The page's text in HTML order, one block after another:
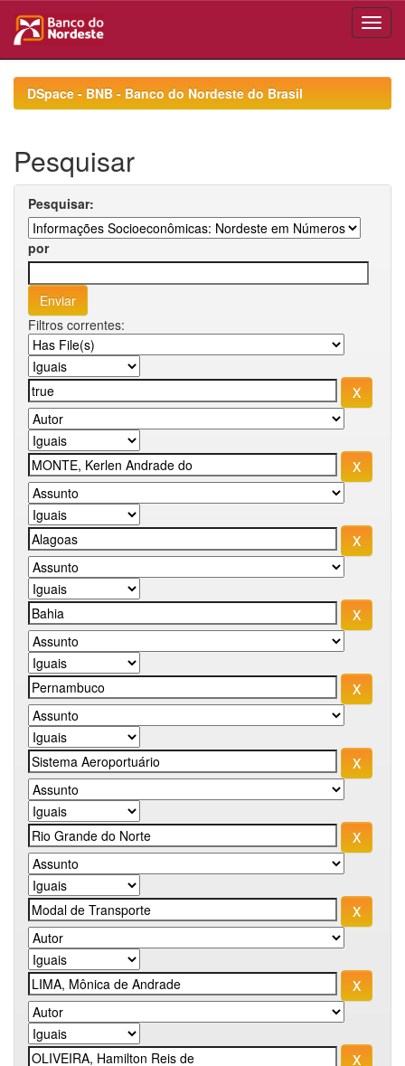
navigationDSpace - BNB - Banco do Nordeste do Brasil
Pesquisar
Pesquisar:
por
Filtros correntes: